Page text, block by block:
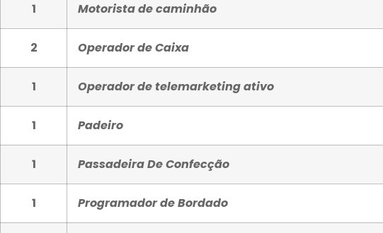
1 Motorista de caminhão
2 Operador de Caixa
1 Operador de telemarketing ativo
1 Padeiro
1 Passadeira De Confecção
1 Programador de Bordado